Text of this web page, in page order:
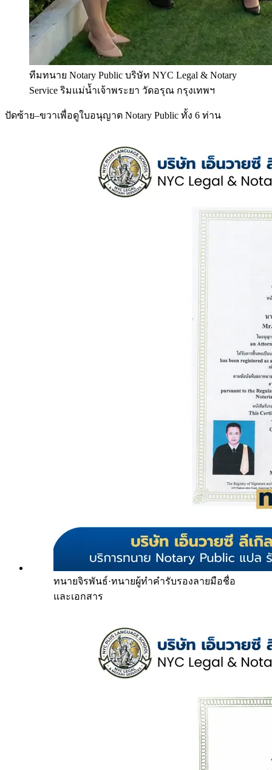
ทีมทนาย Notary Public บริษัท NYC Legal & Notary
Service ริมแม่น้ำเจ้าพระยา วัดอรุณ กรุงเทพฯ
ปัดซ้าย–ขวาเพื่อดูใบอนุญาต Notary Public ทั้ง 6 ท่าน
ทนายจิรพันธ์·ทนายผู้ทำคำรับรองลายมือชื่อ
และเอกสาร